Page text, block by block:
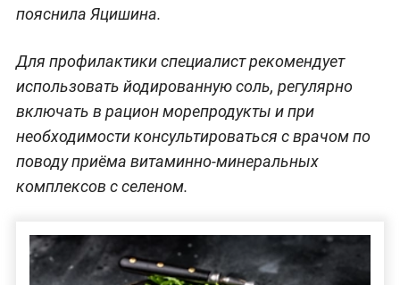
пояснила Яцишина.
Для профилактики специалист рекомендует
использовать йодированную соль, регулярно
включать в рацион морепродукты и при
необходимости консультироваться с врачом по
поводу приёма витаминно-минеральных
комплексов с селеном.